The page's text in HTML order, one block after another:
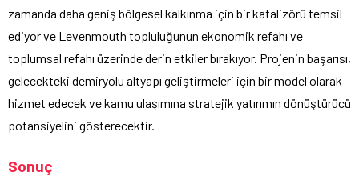
zamanda daha geniş bölgesel kalkınma için bir katalizörü temsil
ediyor ve Levenmouth topluluğunun ekonomik refahı ve
toplumsal refahı üzerinde derin etkiler bırakıyor. Projenin başarısı,
gelecekteki demiryolu altyapı geliştirmeleri için bir model olarak
hizmet edecek ve kamu ulaşımına stratejik yatırımın dönüştürücü
potansiyelini gösterecektir.
Sonuç